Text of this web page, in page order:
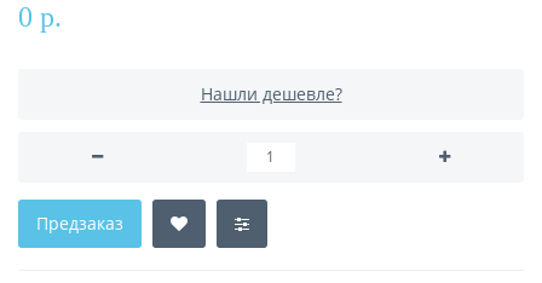
0 р.
Нашли дешевле?
Предзаказ